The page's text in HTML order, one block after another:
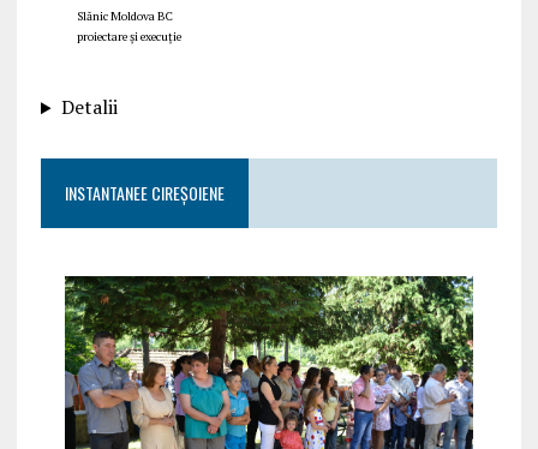
Slănic Moldova BC
proiectare și execuție
Detalii
INSTANTANEE CIREȘOIENE